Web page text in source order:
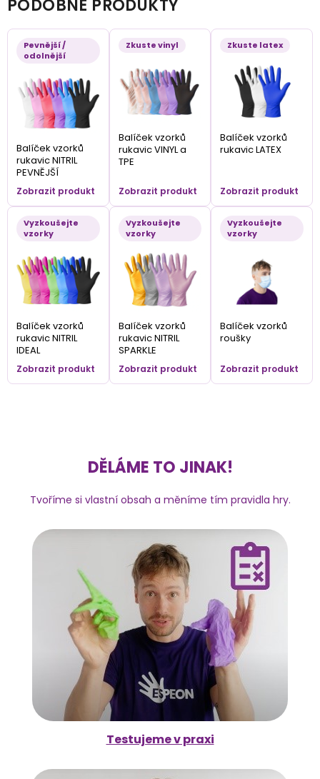
PODOBNÉ PRODUKTY
Pevnější /
odolnější
Balíček vzorků
rukavic NITRIL
PEVNĚJŠÍ
Zobrazit produkt
Zkuste vinyl
Balíček vzorků
rukavic VINYL a
TPE
Zobrazit produkt
Zkuste latex
Balíček vzorků
rukavic LATEX
Zobrazit produkt
Vyzkoušejte
vzorky
Balíček vzorků
rukavic NITRIL
IDEAL
Zobrazit produkt
Vyzkoušejte
vzorky
Balíček vzorků
rukavic NITRIL
SPARKLE
Zobrazit produkt
Vyzkoušejte
vzorky
Balíček vzorků
roušky
Zobrazit produkt
DĚLÁME TO JINAK!
Tvoříme si vlastní obsah a měníme tím pravidla hry.
Testujeme v praxi